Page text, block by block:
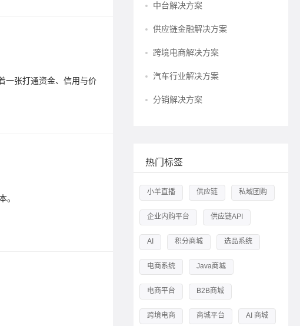
一张打通资金、信用与价
。 供应链
朗尊为
中台解决方案
供应链金融解决方案
跨境电商解决方案
汽车行业解决方案
分销解决方案
热门标签
小羊直播 供应链 私域团购
企业内购平台 供应链API
AI 积分商城 选品系统
电商系统 Java商城
电商平台 B2B商城
跨境电商 商城平台 AI 商城